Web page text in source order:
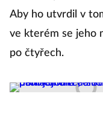
Aby ho utvrdil v
ve kterém se jeho
po čtyřech.